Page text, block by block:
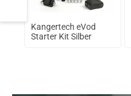
Kangertech eVod
Starter Kit Silber